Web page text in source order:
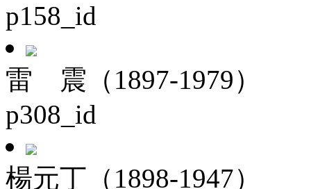
p158_id
雷 震（1897-1979）
p308_id
楊元丁（1898-1947）